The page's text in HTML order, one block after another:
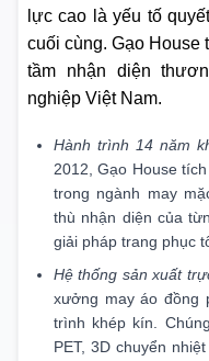
lực cao là yếu tố
cuối cùng. Gạo
tầm nhận diện
nghiệp Việt Nam.
Hành trình 14 năm
2012, Gạo House
trong ngành may
thù nhận diện của
giải pháp trang phục
Hệ thống sản xuất
xưởng may áo đồng
trình khép kín.
PET, 3D chuyển